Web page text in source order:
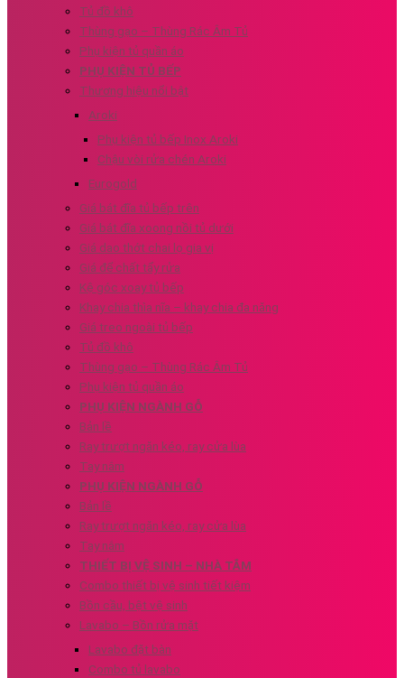
Tủ đồ khô
Thùng gạo – Thùng Rác Âm Tủ
Phụ kiện tủ quần áo
PHỤ KIỆN TỦ BẾP
Thương hiệu nổi bật
Aroki
Phụ kiện tủ bếp Inox Aroki
Chậu vòi rửa chén Aroki
Eurogold
Giá bát đĩa tủ bếp trên
Giá bát đĩa xoong nồi tủ dưới
Giá dao thớt chai lọ gia vị
Giá để chất tẩy rửa
Kệ góc xoay tủ bếp
Khay chia thìa nĩa – khay chia đa năng
Giá treo ngoài tủ bếp
Tủ đồ khô
Thùng gạo – Thùng Rác Âm Tủ
Phụ kiện tủ quần áo
PHỤ KIỆN NGÀNH GỖ
Bản lề
Ray trượt ngăn kéo, ray cửa lùa
Tay nắm
PHỤ KIỆN NGÀNH GỖ
Bản lề
Ray trượt ngăn kéo, ray cửa lùa
Tay nắm
THIẾT BỊ VỆ SINH – NHÀ TẮM
Combo thiết bị vệ sinh tiết kiệm
Bồn cầu, bệt vệ sinh
Lavabo – Bồn rửa mặt
Lavabo đặt bàn
Combo tủ lavabo